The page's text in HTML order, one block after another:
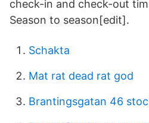
check-in and check-out
Season to season[edit].
Schakta
Mat rat dead rat god
Brantingsgatan 46